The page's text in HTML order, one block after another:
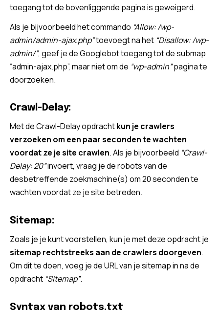
toegang tot de bovenliggende pagina is geweigerd.
Als je bijvoorbeeld het commando “Allow: /wp-
admin/admin-ajax.php”toevoegt na het “Disallow: /wp-
admin/”, geef je de Googlebot toegang tot de submap
“admin-ajax.php”, maar niet om de “wp-admin”pagina te
doorzoeken.
Crawl-Delay:
Met de Crawl-Delay opdrachtkun je crawlers
verzoeken om een paar seconden te wachten
voordat ze je site crawlen. Als je bijvoorbeeld “Crawl-
Delay: 20”invoert, vraag je de robots van de
desbetreffende zoekmachine(s) om 20 seconden te
wachten voordat ze je site betreden.
Sitemap:
Zoals je je kunt voorstellen, kun je met deze opdracht je
sitemap rechtstreeks aan de crawlers doorgeven.
Om dit te doen, voeg je de URL van je sitemap in na de
opdracht “Sitemap”.
Syntax van robots.txt